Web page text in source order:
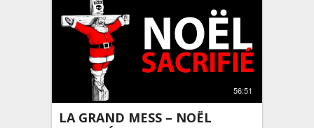
56:51
LA GRAND MESS – NOËL